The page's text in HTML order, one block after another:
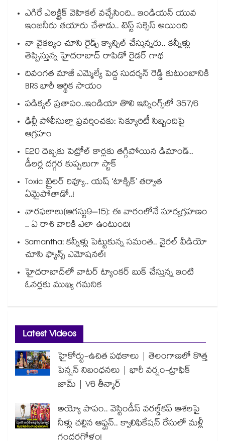
ఎగిరే ఎలక్ట్రిక్ వెహికల్ వచ్చేసింది.. ఇండియన్ యువ
ఇంజనీరు తయారు చేశాడు.. టెస్ట్ సక్సెస్ అయింది
నా వైకల్యం చూసి రైడ్స్ క్యాన్సిల్ చేస్తున్నరు.. కన్నీళ్లు
తెప్పిస్తున్న హైదరాబాద్ రాపిడో రైడర్ గాథ
దివంగత మాజీ ఎమ్మెల్యే పెద్ద సుదర్శన్ రెడ్డి కుటుంబానికి
BRS భారీ ఆర్థిక సాయం
పడిక్కల్‌‌ ప్రతాపం..ఇండియా తొలి ఇన్నింగ్స్‌‌లో 357/6
ఢిల్లీ పోలీసుల్లా ప్రవర్తించకు: సెక్యూరిటీ సిబ్బందిపై
ఆగ్రహం
E20 దెబ్బకు పెట్రోల్ కార్లకు తగ్గిపోయిన డిమాండ్..
డీలర్ల దగ్గర కుప్పలుగా స్టాక్
Toxic ట్రైలర్ రివ్యూ.. యష్ ‘టాక్సిక్’ తర్వాత
ఏమైపోతాడో..!
వారఫలాలు(ఆగస్టు9–15): ఈ వారంలోనే సూర్యగ్రహణం
.. ఏ రాశి వారికి ఎలా ఉంటుంది!
Samantha: కన్నీళ్లు పెట్టుకున్న సమంత.. వైరల్ వీడియో
చూసి ఫ్యాన్స్ ఎమోషనల్!
హైదరాబాద్⁪లో వాటర్ ట్యాంకర్ బుక్ చేస్తున్న ఇంటి
ఓనర్లకు ముఖ్య గమనిక
Latest Videos
హైకోర్టు-ఉచిత పథకాలు | తెలంగాణలో కొత్త
పెన్షన్ నిబంధనలు | భారీ వర్షం-ట్రాఫిక్
జామ్ | V6 తీన్మార్
అయ్యో పాపం.. వెస్టిండీస్ వరల్డ్‌కప్ ఆశలపై
నీళ్లు చల్లిన ఆఫ్ఘన్.. క్వాలిఫికేషన్ రేసులో మళ్లీ